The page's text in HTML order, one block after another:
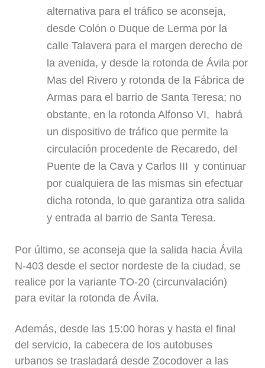
alternativa para el tráfico se aconseja,
desde Colón o Duque de Lerma por la
calle Talavera para el margen derecho de
la avenida, y desde la rotonda de Ávila por
Mas del Rivero y rotonda de la Fábrica de
Armas para el barrio de Santa Teresa; no
obstante, en la rotonda Alfonso VI, habrá
un dispositivo de tráfico que permite la
circulación procedente de Recaredo, del
Puente de la Cava y Carlos III y continuar
por cualquiera de las mismas sin efectuar
dicha rotonda, lo que garantiza otra salida
y entrada al barrio de Santa Teresa.
Por último, se aconseja que la salida hacia Ávila
N-403 desde el sector nordeste de la ciudad, se
realice por la variante TO-20 (circunvalación)
para evitar la rotonda de Ávila.
Además, desde las 15:00 horas y hasta el final
del servicio, la cabecera de los autobuses
urbanos se trasladará desde Zocodover a las